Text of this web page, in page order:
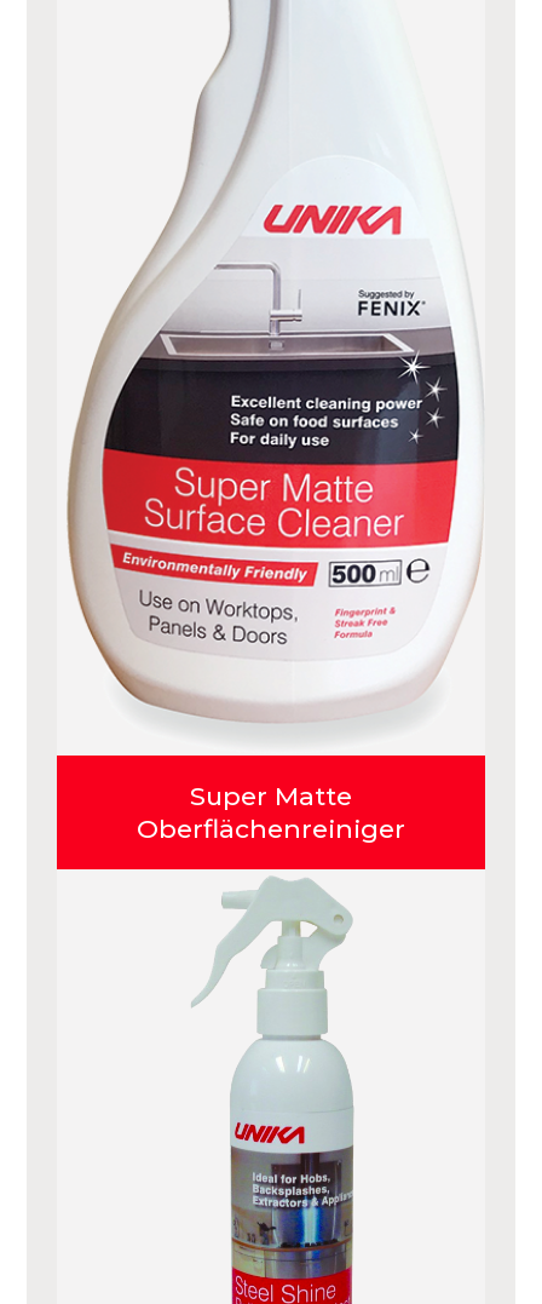
Super Matte
Oberflächenreiniger